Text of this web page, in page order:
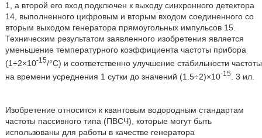
1, а второй его вход подключен к выходу синхронного детектора
14, выполненного цифровым и вторым входом соединенного со
вторым выходом генератора прямоугольных импульсов 15.
Техническим результатом заявленного изобретения является
уменьшение температурного коэффициента частоты прибора
(1÷2×10-15/°С) и соответственно улучшение стабильности частоты
на времени усреднения 1 сутки до значений (1.5÷2)×10-15 . 3 ил.
Изобретение относится к квантовым водородным стандартам
частоты пассивного типа (ПВСЧ), которые могут быть
использованы для работы в качестве генератора